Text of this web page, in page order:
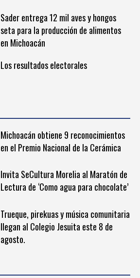
Sader entrega 12 mil aves y hongos
seta para la producción de alimentos
en Michoacán
Los resultados electorales
Michoacán obtiene 9 reconocimientos
en el Premio Nacional de la Cerámica
Invita SeCultura Morelia al Maratón de
Lectura de ‘Como agua para chocolate’
Trueque, pirekuas y música comunitaria
llegan al Colegio Jesuita este 8 de
agosto.